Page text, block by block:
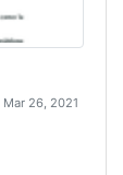
Mar 26, 2021